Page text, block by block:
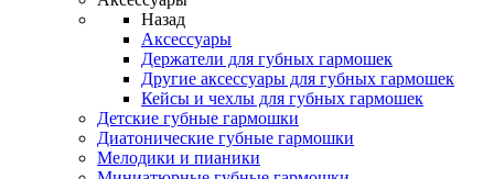
Назад
Аксессуары
Держатели для губных гармошек
Другие аксессуары для губных гармошек
Кейсы и чехлы для губных гармошек
Детские губные гармошки
Диатонические губные гармошки
Мелодики и пианики